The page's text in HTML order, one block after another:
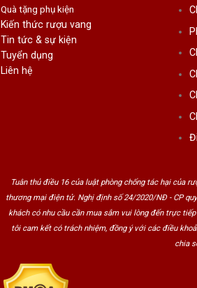
Quà tặng phụ kiện
Kiến thức rượu vang
Tin tức & sự kiện
Tuyển dụng
Liên hệ
Tuân thủ điều 16 của luật phòng chống tác hại của
thương mại điện tử. Nghị định số 24/2020/NĐ - CP
khách có nhu cầu cần mua sắm vui lòng đến trực
tôi cam kết có trách nhiệm, đồng ý với các điều
chia